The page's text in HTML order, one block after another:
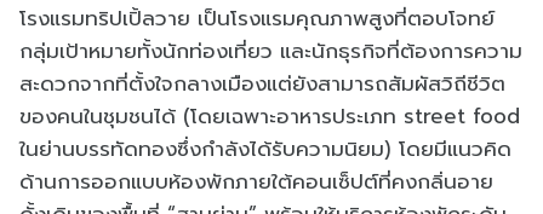
โรงแรมทริปเปิ้ลวาย เป็นโรงแรมคุณภาพสูงที่ตอบโจทย์
กลุ่มเป้าหมายทั้งนักท่องเที่ยว และนักธุรกิจที่ต้องการความ
สะดวกจากที่ตั้งใจกลางเมืองแต่ยังสามารถสัมผัสวิถีชีวิต
ของคนในชุมชนได้ (โดยเฉพาะอาหารประเภท street food
ในย่านบรรทัดทองซึ่งกำลังได้รับความนิยม) โดยมีแนวคิด
ด้านการออกแบบห้องพักภายใต้คอนเซ็ปต์ที่คงกลิ่นอาย